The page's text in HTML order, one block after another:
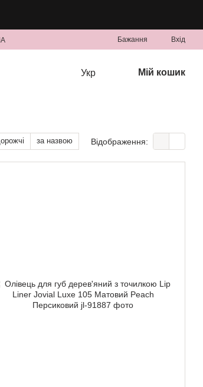
Бажання Вхід
Укр Мій кошик
за назвою Відображення: